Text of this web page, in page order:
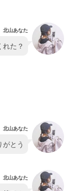
北山あなた
た？
北山あなた
がとう
北山あなた